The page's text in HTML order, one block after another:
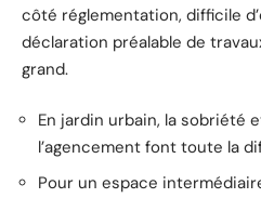
côté réglementation, difficile
déclaration préalable de
grand.
En jardin urbain, la sobriété
l’agencement font toute la
Pour un espace